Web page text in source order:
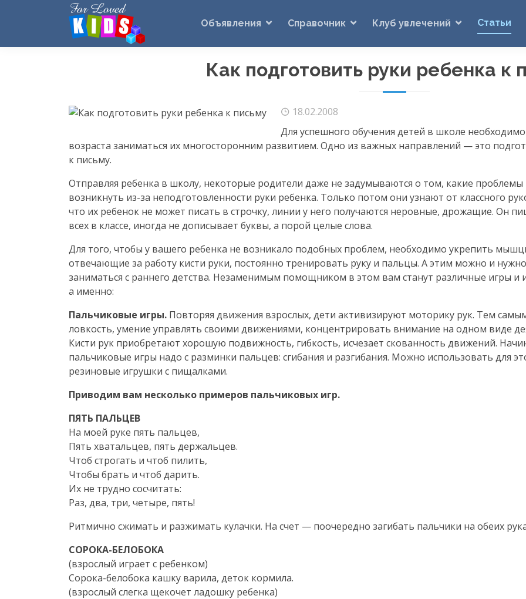
Объявления Справочник Клуб увлечений Статьи
Как подготовить руки ребенка к
18.02.2008
Для успешного обучения детей в школе
возраста заниматься их многосторонним развитием. Одно из важных направлений — это
к письму.
Отправляя ребенка в школу, некоторые родители даже не задумываются о том, какие проблемы
возникнуть из-за неподготовленности руки ребенка. Только потом они узнают от классного
что их ребенок не может писать в строчку, линии у него получаются неровные, дрожащие. Он
всех в классе, иногда не дописывает буквы, а порой целые слова.
Для того, чтобы у вашего ребенка не возникало подобных проблем, необходимо укрепить
отвечающие за работу кисти руки, постоянно тренировать руку и пальцы. А этим можно и
заниматься с раннего детства. Незаменимым помощником в этом вам станут различные игры и
а именно:
Пальчиковые игры. Повторяя движения взрослых, дети активизируют моторику рук. Тем
ловкость, умение управлять своими движениями, концентрировать внимание на одном виде
Кисти рук приобретают хорошую подвижность, гибкость, исчезает скованность движений.
пальчиковые игры надо с разминки пальцев: сгибания и разгибания. Можно использовать для
резиновые игрушки с пищалками.
Приводим вам несколько примеров пальчиковых игр.
ПЯТЬ ПАЛЬЦЕВ
На моей руке пять пальцев,
Пять хватальцев, пять держальцев.
Чтоб строгать и чтоб пилить,
Чтобы брать и чтоб дарить.
Их не трудно сосчитать:
Раз, два, три, четыре, пять!
Ритмично сжимать и разжимать кулачки. На счет — поочередно загибать пальчики на обеих
СОРОКА-БЕЛОБОКА
(взрослый играет с ребенком)
Сорока-белобока кашку варила, деток кормила.
(взрослый слегка щекочет ладошку ребенка)